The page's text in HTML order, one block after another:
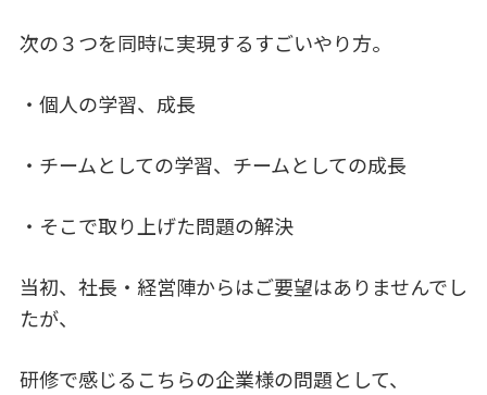
次の３つを同時に実現するすごいやり方。
・個人の学習、成長
・チームとしての学習、チームとしての成長
・そこで取り上げた問題の解決
当初、社長・経営陣からはご要望はありませんでし
たが、
研修で感じるこちらの企業様の問題として、